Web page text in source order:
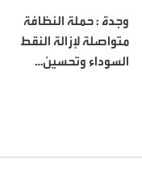
وجدة : حملة النظافة
متواصلة لإزالة النقط
السوداء وتحسين…